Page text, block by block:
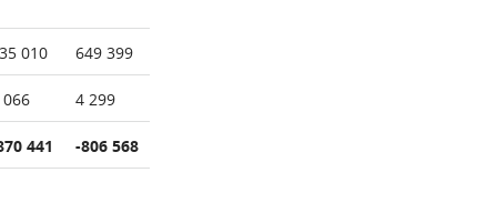
010 649 399
4 299
441 -806 568